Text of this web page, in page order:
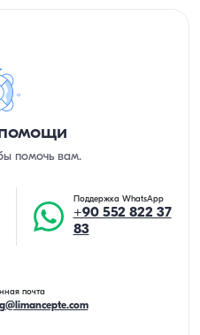
помочь вам.
Поддержка WhatsApp
+90 552 822 37
83
почта